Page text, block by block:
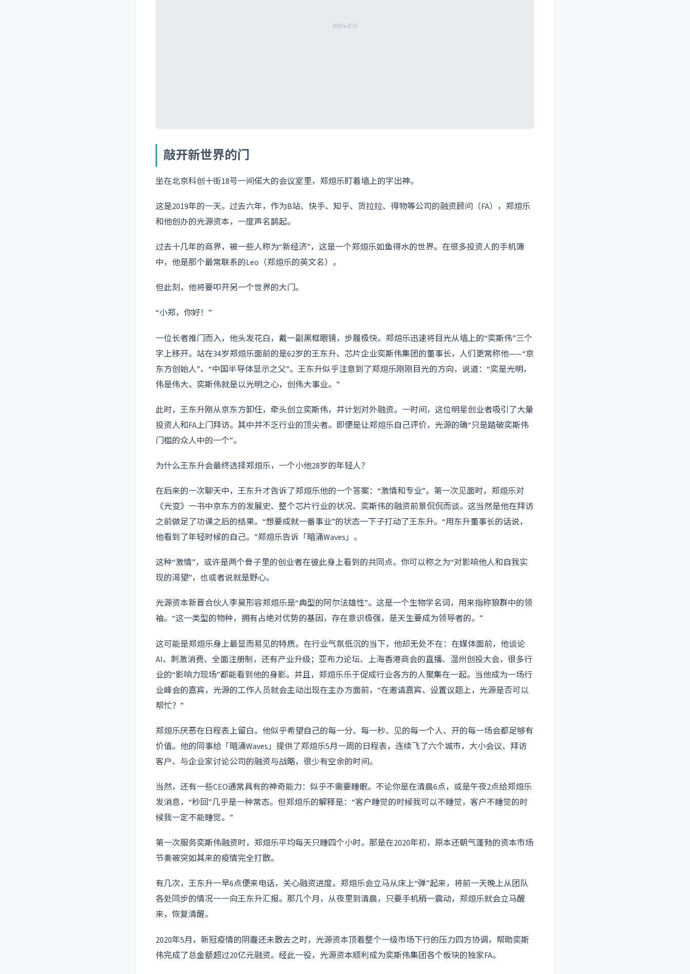
敲开新世界的门
坐在北京科创十街18号一间偌大的会议室里，郑烜乐盯着墙上的字出神。
这是2019年的一天。过去六年，作为B站、快手、知乎、货拉拉、得物等公司的融资顾问（FA），郑烜乐
和他创办的光源资本，一度声名鹊起。
过去十几年的商界，被一些人称为“新经济”，这是一个郑烜乐如鱼得水的世界。在很多投资人的手机簿
中，他是那个最常联系的Leo（郑烜乐的英文名）。
但此刻，他将要叩开另一个世界的大门。
“小郑，你好！”
一位长者推门而入，他头发花白，戴一副黑框眼镜，步履极快。郑烜乐迅速将目光从墙上的“奕斯伟”三个
字上移开。站在34岁郑烜乐面前的是62岁的王东升、芯片企业奕斯伟集团的董事长，人们更常称他——“京
东方创始人”、“中国半导体显示之父”。王东升似乎注意到了郑烜乐刚刚目光的方向，说道：“奕是光明，
伟是伟大。奕斯伟就是以光明之心，创伟大事业。”
此时，王东升刚从京东方卸任，牵头创立奕斯伟，并计划对外融资。一时间，这位明星创业者吸引了大量
投资人和FA上门拜访。其中并不乏行业的顶尖者。即便是让郑烜乐自己评价，光源的确“只是踏破奕斯伟
门槛的众人中的一个”。
为什么王东升会最终选择郑烜乐，一个小他28岁的年轻人？
在后来的一次聊天中，王东升才告诉了郑烜乐他的一个答案：“激情和专业”。第一次见面时，郑烜乐对
《光变》一书中京东方的发展史、整个芯片行业的状况、奕斯伟的融资前景侃侃而谈。这当然是他在拜访
之前做足了功课之后的结果。“想要成就一番事业”的状态一下子打动了王东升。“用东升董事长的话说，
他看到了年轻时候的自己。”郑烜乐告诉「暗涌Waves」。
这种“激情”，或许是两个骨子里的创业者在彼此身上看到的共同点。你可以称之为“对影响他人和自我实
现的渴望”，也或者说就是野心。
光源资本新晋合伙人李昊形容郑烜乐是“典型的阿尔法雄性”。这是一个生物学名词，用来指称狼群中的领
袖。“这一类型的物种，拥有占绝对优势的基因，存在意识极强，是天生要成为领导者的。”
这可能是郑烜乐身上最显而易见的特质。在行业气氛低沉的当下，他却无处不在：在媒体面前，他谈论
AI、刺激消费、全面注册制，还有产业升级；亚布力论坛、上海香港商会的直播、温州创投大会，很多行
业的“影响力现场”都能看到他的身影。并且，郑烜乐乐于促成行业各方的人聚集在一起。当他成为一场行
业峰会的嘉宾，光源的工作人员就会主动出现在主办方面前，“在邀请嘉宾、设置议题上，光源是否可以
帮忙？”
郑烜乐厌恶在日程表上留白。他似乎希望自己的每一分、每一秒、见的每一个人、开的每一场会都足够有
价值。他的同事给「暗涌Waves」提供了郑烜乐5月一周的日程表，连续飞了六个城市，大小会议、拜访
客户、与企业家讨论公司的融资与战略，很少有空余的时间。
当然，还有一些CEO通常具有的神奇能力：似乎不需要睡眠。不论你是在清晨6点，或是午夜2点给郑烜乐
发消息，“秒回”几乎是一种常态。但郑烜乐的解释是：“客户睡觉的时候我可以不睡觉，客户不睡觉的时
候我一定不能睡觉。”
第一次服务奕斯伟融资时，郑烜乐平均每天只睡四个小时。那是在2020年初，原本还朝气蓬勃的资本市场
节奏被突如其来的疫情完全打散。
有几次，王东升一早6点便来电话，关心融资进度。郑烜乐会立马从床上“弹”起来，将前一天晚上从团队
各处同步的情况一一向王东升汇报。那几个月，从夜里到清晨，只要手机稍一震动，郑烜乐就会立马醒
来，恢复清醒。
2020年5月，新冠疫情的阴霾还未散去之时，光源资本顶着整个一级市场下行的压力四方协调，帮助奕斯
伟完成了总金额超过20亿元融资。经此一役，光源资本顺利成为奕斯伟集团各个板块的独家FA。